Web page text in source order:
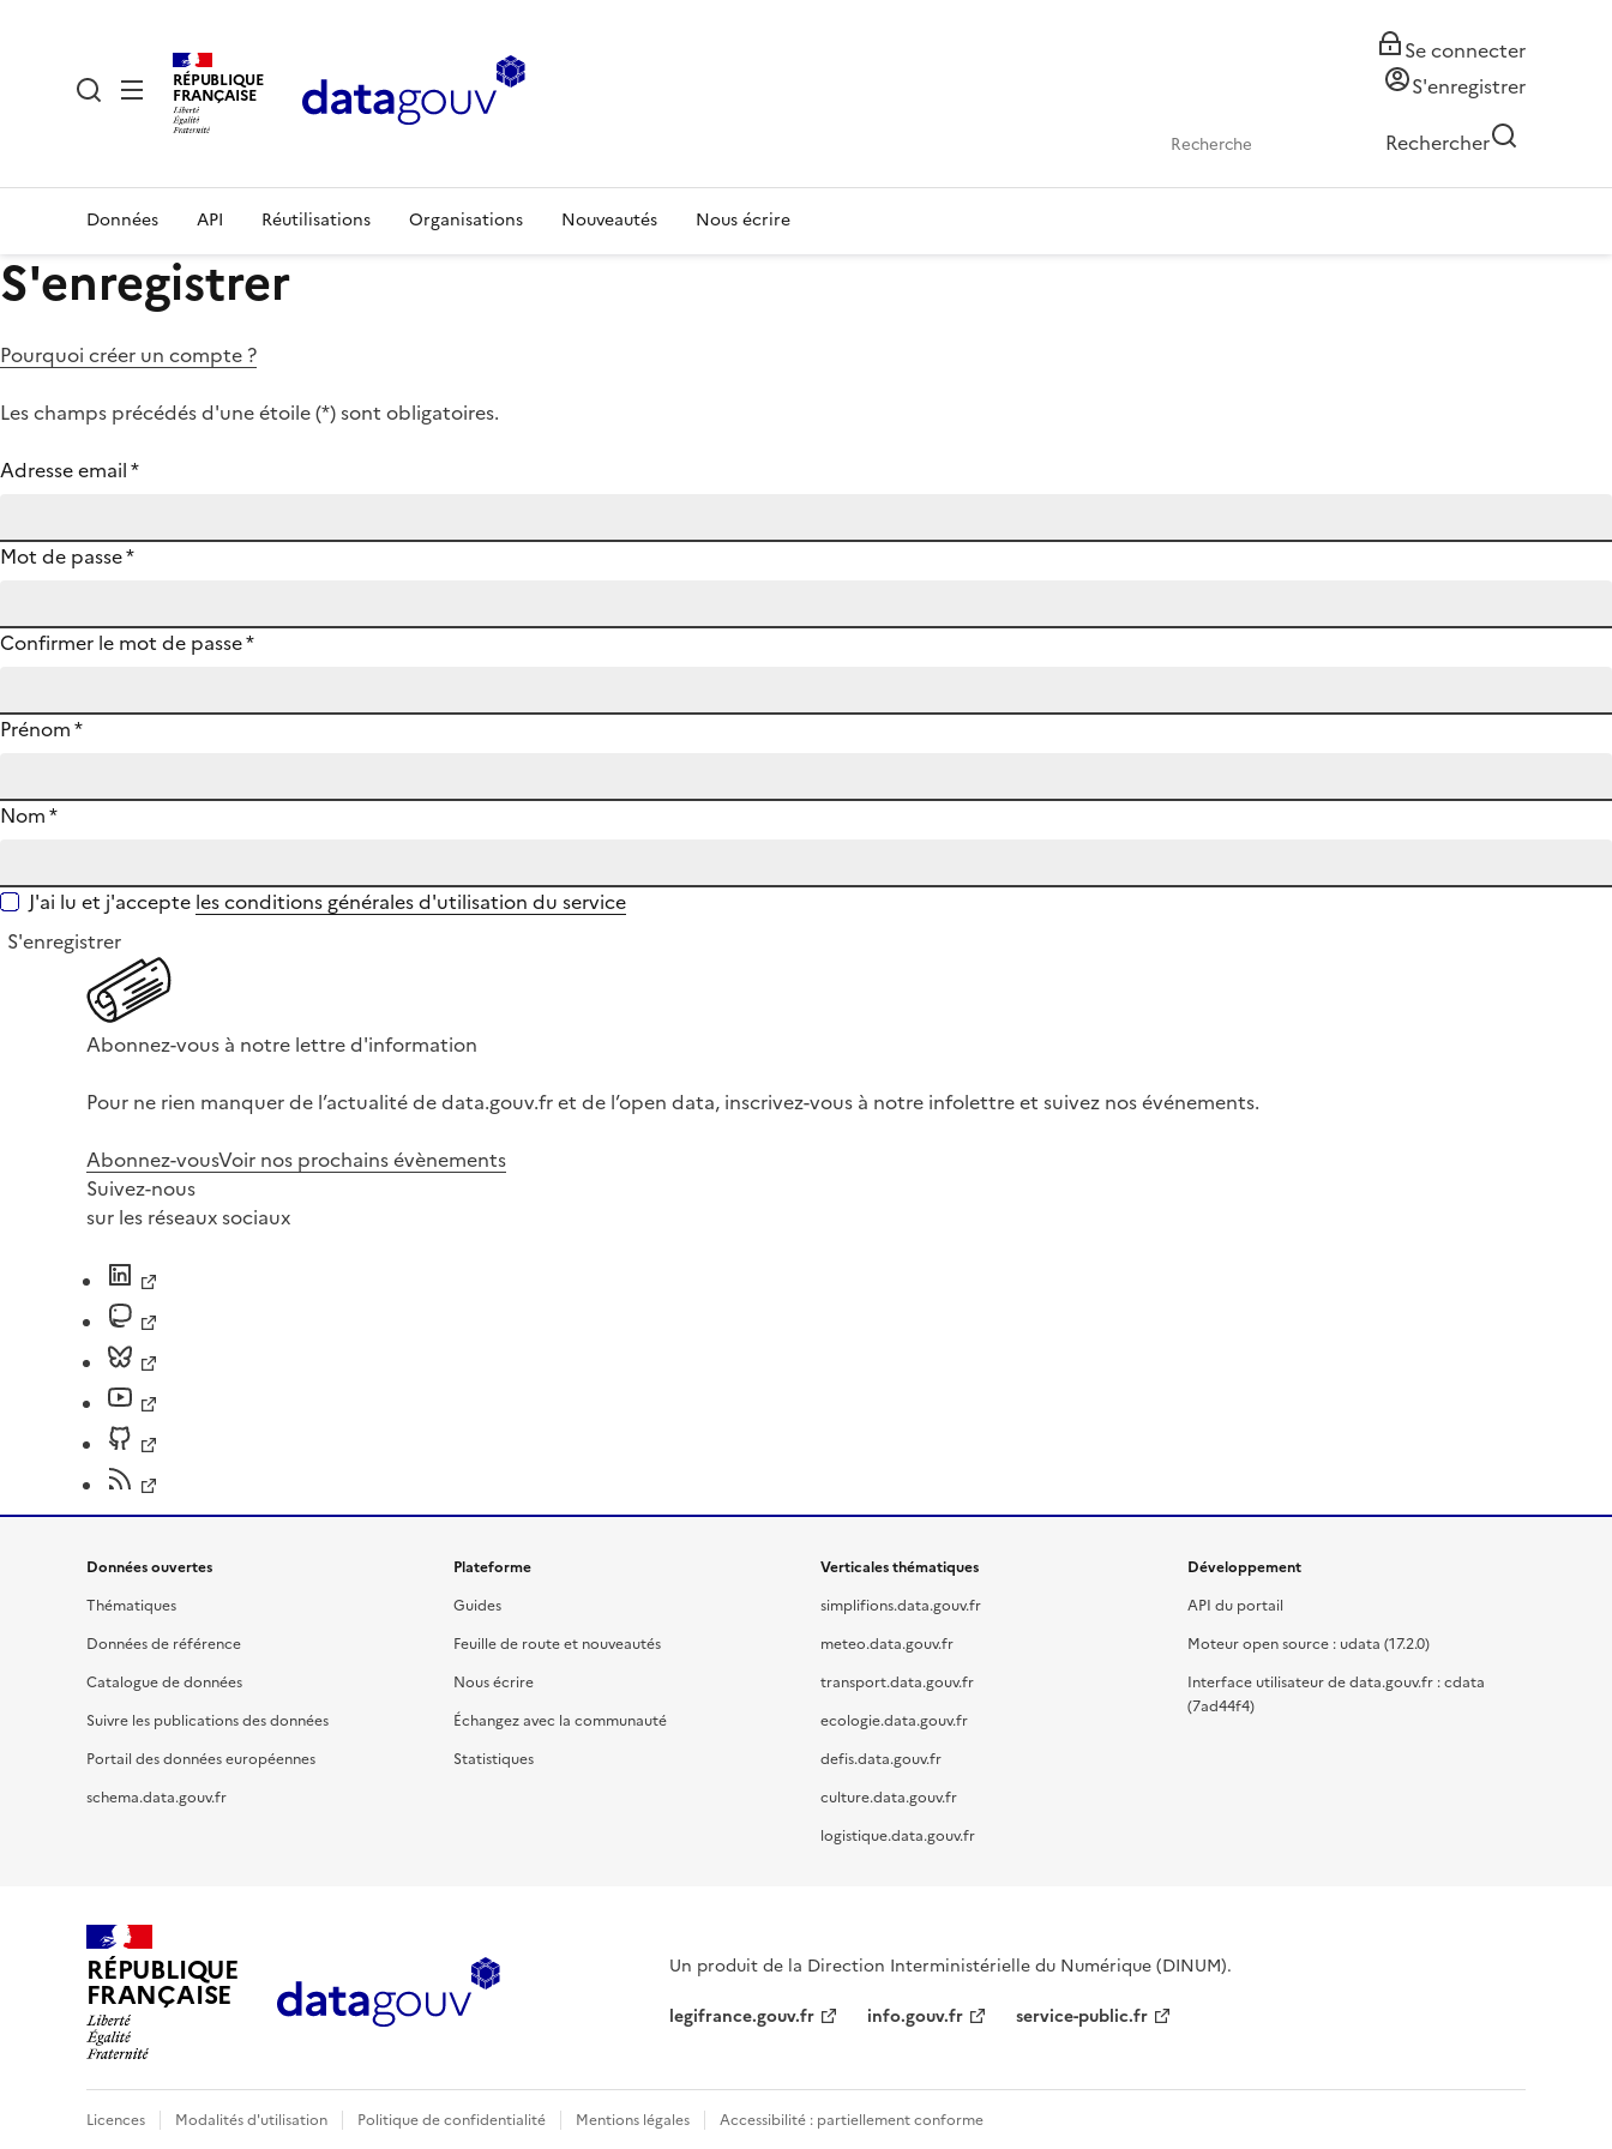
RÉPUBLIQUE
FRANÇAISE
Se connecter
S'enregistrer
Rechercher
Données API Réutilisations Organisations Nouveautés Nous écrire
S'enregistrer
Pourquoi créer un compte ?
Les champs précédés d'une étoile (*) sont obligatoires.
Adresse email*
Mot de passe*
Confirmer le mot de passe*
Prénom*
Nom*
J'ai lu et j'accepte les conditions générales d'utilisation du service
S'enregistrer
Abonnez-vous à notre lettre d'information
Pour ne rien manquer de l’actualité de data.gouv.fr et de l’open data, inscrivez-vous à notre infolettre et suivez nos événements.
Abonnez-vousVoir nos prochains évènements
Suivez-nous
sur les réseaux sociaux
Données ouvertes
Thématiques
Données de référence
Catalogue de données
Suivre les publications des données
Portail des données européennes
schema.data.gouv.fr
Plateforme
Guides
Feuille de route et nouveautés
Nous écrire
Échangez avec la communauté
Statistiques
Verticales thématiques
simplifions.data.gouv.fr
meteo.data.gouv.fr
transport.data.gouv.fr
ecologie.data.gouv.fr
defis.data.gouv.fr
culture.data.gouv.fr
logistique.data.gouv.fr
Développement
API du portail
Moteur open source : udata (17.2.0)
Interface utilisateur de data.gouv.fr : cdata
(7ad44f4)
RÉPUBLIQUE
FRANÇAISE
Un produit de la Direction Interministérielle du Numérique (DINUM).
legifrance.gouv.fr
info.gouv.fr service-public.fr
Licences Modalités d'utilisation Politique de confidentialité Mentions légales Accessibilité : partiellement conforme